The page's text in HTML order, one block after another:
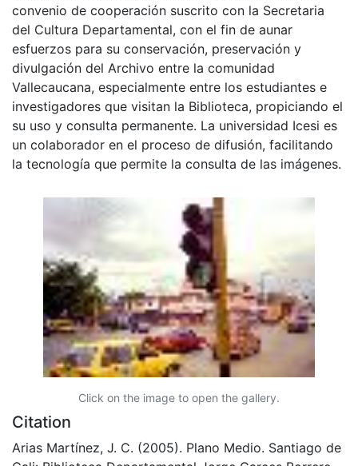
convenio de cooperación suscrito con la Secretaria
del Cultura Departamental, con el fin de aunar
esfuerzos para su conservación, preservación y
divulgación del Archivo entre la comunidad
Vallecaucana, especialmente entre los estudiantes e
investigadores que visitan la Biblioteca, propiciando el
su uso y consulta permanente. La universidad Icesi es
un colaborador en el proceso de difusión, facilitando
la tecnología que permite la consulta de las imágenes.
Click on the image to open the gallery.
Citation
Arias Martínez, J. C. (2005). Plano Medio. Santiago de